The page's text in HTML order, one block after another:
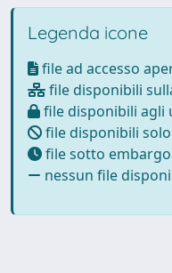
Legenda icone
file ad accesso
file disponibili
file disponibili agli
file disponibili
file sotto embargo
nessun file